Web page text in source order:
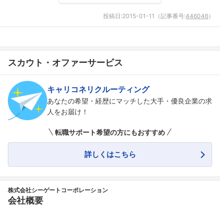
投稿日:2015-01-11 （記事番号:446046）
スカウト・オファーサービス
キャリコネリクルーティング
あなたの希望・経歴にマッチした大手・優良企業の求
人をお届け！
転職サポート希望の方にもおすすめ
詳しくはこちら
株式会社シーゲートコーポレーション
会社概要